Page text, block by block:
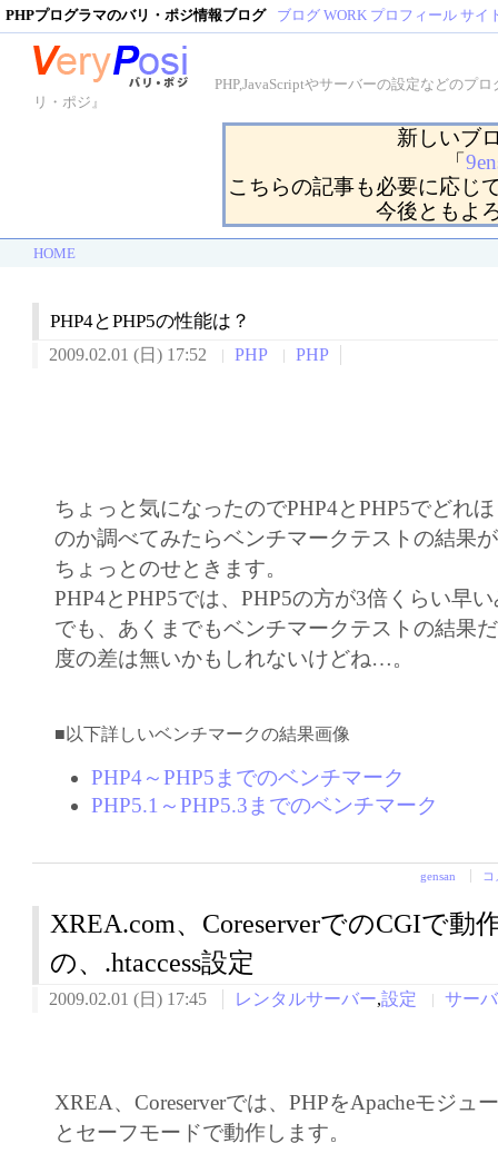
PHPプログラマのバリ・ポジ情報ブログ ブログ WORK プロフィール サイ
PHP,JavaScriptやサーバーの設定などのプ
リ・ポジ』
新しいブ
「
こちらの記事も必要に応じ
今後ともよ
HOME
PHP4とPHP5の性能は？
2009.02.01 (日) 17:52 PHP PHP
ちょっと気になったのでPHP4とPHP5でどれ
のか調べてみたらベンチマークテストの結果
ちょっとのせときます。
PHP4とPHP5では、PHP5の方が3倍くらい早
でも、あくまでもベンチマークテストの結果
度の差は無いかもしれないけどね…。
■以下詳しいベンチマークの結果画像
PHP4～PHP5までのベンチマーク
PHP5.1～PHP5.3までのベンチマーク
gensan
XREA.com、CoreserverでのCGIで動
の、.htaccess設定
2009.02.01 (日) 17:45 レンタルサーバー,設定 サー
XREA、Coreserverでは、PHPをApacheモジュ
とセーフモードで動作します。